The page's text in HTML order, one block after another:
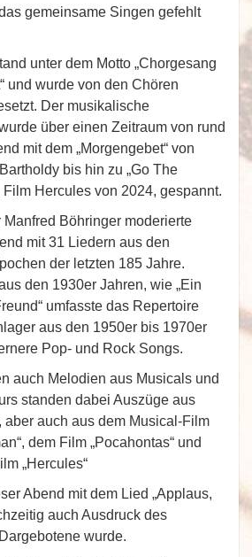
gemeinsame Singen gefehlt
unter dem Motto „Chorgesang
und wurde von den Chören
Der musikalische
über einen Zeitraum von rund
mit dem „Morgengebet“ von
bis hin zu „Go The
Film Hercules von 2024, gespannt.
Böhringer moderierte
mit 31 Liedern aus den
der letzten 185 Jahre.
den 1930er Jahren, wie „Ein
umfasste das Repertoire
aus den 1950er bis 1970er
Pop- und Rock Songs.
auch Melodien aus Musicals und
standen dabei Auszüge aus
aber auch aus dem Musical-Film
dem Film „Pocahontas“ und
„Hercules“
Abend mit dem Lied „Applaus,
auch Ausdruck des
wurde.